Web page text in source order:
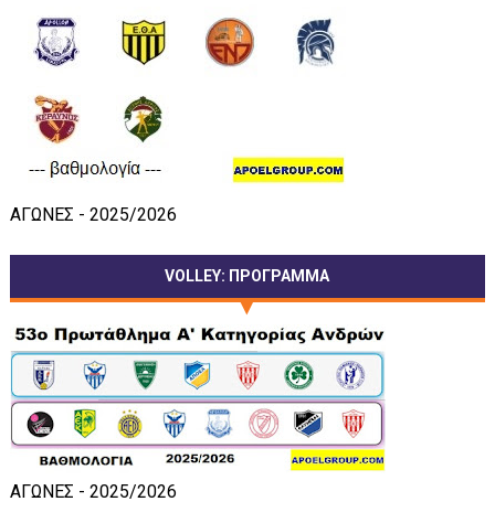
ΑΓΩΝΕΣ - 2025/2026
VOLLEY: ΠΡΟΓΡΑΜΜΑ
ΑΓΩΝΕΣ - 2025/2026